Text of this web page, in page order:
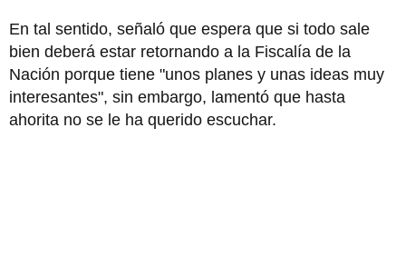
En tal sentido, señaló que espera que si todo sale
bien deberá estar retornando a la Fiscalía de la
Nación porque tiene "unos planes y unas ideas muy
interesantes", sin embargo, lamentó que hasta
ahorita no se le ha querido escuchar.